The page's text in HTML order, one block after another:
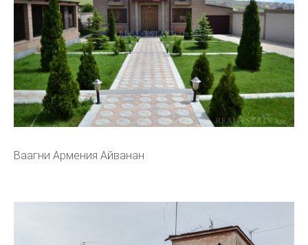
Ваагни Армения Айванан